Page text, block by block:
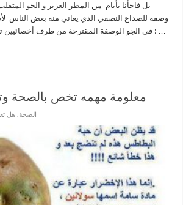
بل فاجأنا بأيام من المطر الغزير و الجو
وصفة للصداع النصفي الذي يعاني منه بعض الناس
في الجو الوصفة المقترحة من طرف أخصائيين تحتوي على ثلاث مكونات : …
معلومة مهمه تخص بالصحة
الصحة, هل